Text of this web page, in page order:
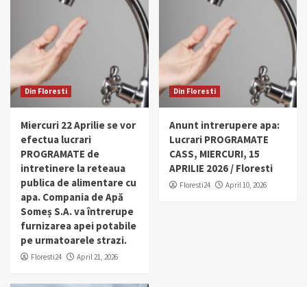
Din Floresti
Miercuri 22 Aprilie se vor
efectua lucrari
PROGRAMATE de
intretinere la reteaua
publica de alimentare cu
apa. Compania de Apă
Someș S.A. va întrerupe
furnizarea apei potabile
pe urmatoarele strazi.
Floresti24 April 21, 2026
Din Floresti
Anunt intrerupere apa:
Lucrari PROGRAMATE
CASS, MIERCURI, 15
APRILIE 2026 / Floresti
Floresti24 April 10, 2026